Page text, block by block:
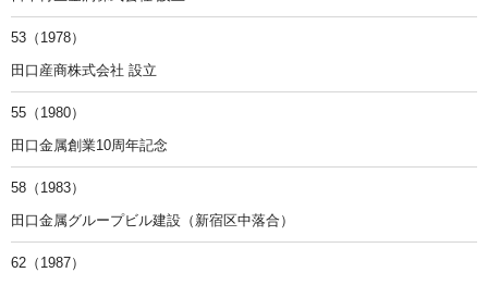
53（1978）
田口産商株式会社 設立
55（1980）
田口金属創業10周年記念
58（1983）
田口金属グループビル建設（新宿区中落合）
62（1987）